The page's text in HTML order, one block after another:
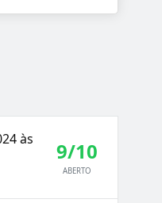
às
9/10
ABERTO